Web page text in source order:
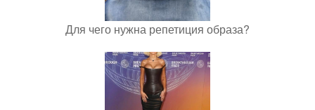
Для чего нужна репетиция образа?